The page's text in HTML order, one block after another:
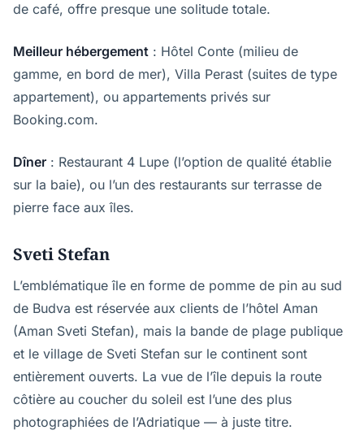
de café, offre presque une solitude totale.
Meilleur hébergement : Hôtel Conte (milieu de
gamme, en bord de mer), Villa Perast (suites de type
appartement), ou appartements privés sur
Booking.com.
Dîner : Restaurant 4 Lupe (l’option de qualité établie
sur la baie), ou l’un des restaurants sur terrasse de
pierre face aux îles.
Sveti Stefan
L’emblématique île en forme de pomme de pin au sud
de Budva est réservée aux clients de l’hôtel Aman
(Aman Sveti Stefan), mais la bande de plage publique
et le village de Sveti Stefan sur le continent sont
entièrement ouverts. La vue de l’île depuis la route
côtière au coucher du soleil est l’une des plus
photographiées de l’Adriatique — à juste titre.